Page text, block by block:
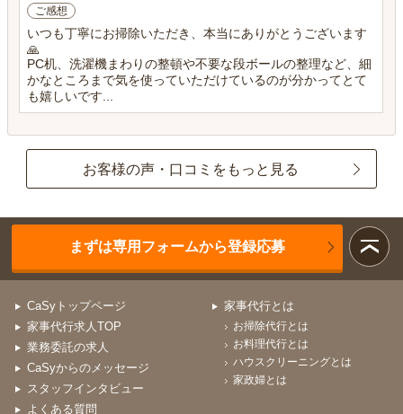
ご感想
いつも丁寧にお掃除いただき、本当にありがとうございます
🙏
PC机、洗濯機まわりの整頓や不要な段ボールの整理など、細
かなところまで気を使っていただけているのが分かってとて
も嬉しいです...
お客様の声・口コミをもっと見る
まずは専用フォームから登録応募
CaSyトップページ
家事代行求人TOP
業務委託の求人
CaSyからのメッセージ
スタッフインタビュー
よくある質問
家事代行とは
お掃除代行とは
お料理代行とは
ハウスクリーニングとは
家政婦とは